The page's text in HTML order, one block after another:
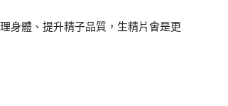
身體、提升精子品質，生精片會是更